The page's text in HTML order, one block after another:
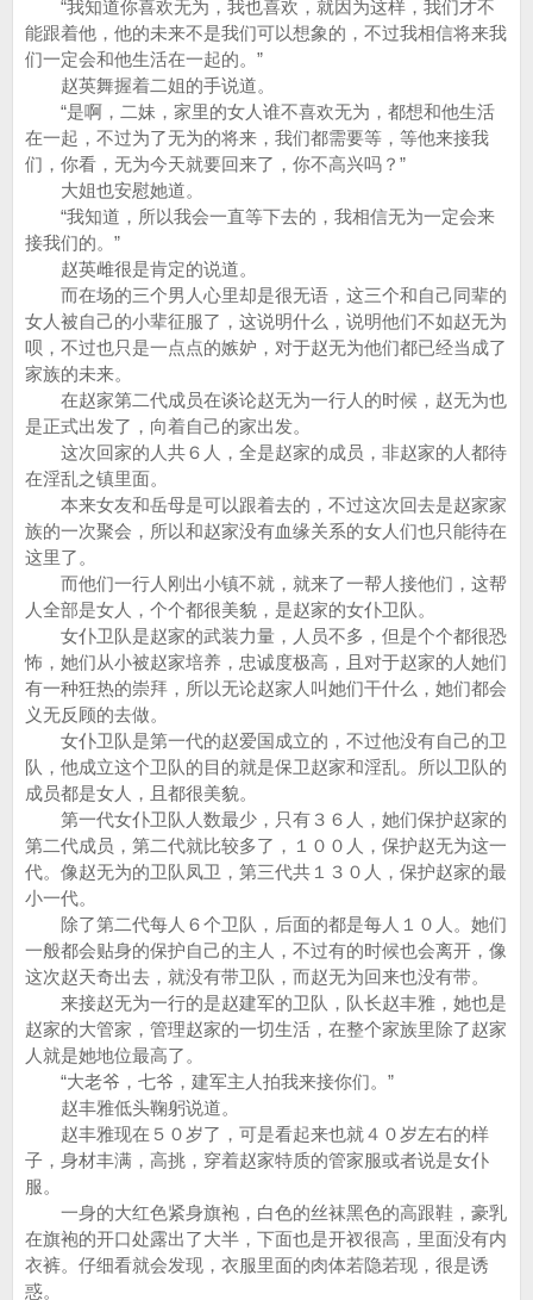
“我知道你喜欢无为，我也喜欢，就因为这样，我们才不
能跟着他，他的未来不是我们可以想象的，不过我相信将来我
们一定会和他生活在一起的。”
赵英舞握着二姐的手说道。
“是啊，二妹，家里的女人谁不喜欢无为，都想和他生活
在一起，不过为了无为的将来，我们都需要等，等他来接我
们，你看，无为今天就要回来了，你不高兴吗？”
大姐也安慰她道。
“我知道，所以我会一直等下去的，我相信无为一定会来
接我们的。”
赵英雌很是肯定的说道。
而在场的三个男人心里却是很无语，这三个和自己同辈的
女人被自己的小辈征服了，这说明什么，说明他们不如赵无为
呗，不过也只是一点点的嫉妒，对于赵无为他们都已经当成了
家族的未来。
在赵家第二代成员在谈论赵无为一行人的时候，赵无为也
是正式出发了，向着自己的家出发。
这次回家的人共６人，全是赵家的成员，非赵家的人都待
在淫乱之镇里面。
本来女友和岳母是可以跟着去的，不过这次回去是赵家家
族的一次聚会，所以和赵家没有血缘关系的女人们也只能待在
这里了。
而他们一行人刚出小镇不就，就来了一帮人接他们，这帮
人全部是女人，个个都很美貌，是赵家的女仆卫队。
女仆卫队是赵家的武装力量，人员不多，但是个个都很恐
怖，她们从小被赵家培养，忠诚度极高，且对于赵家的人她们
有一种狂热的崇拜，所以无论赵家人叫她们干什么，她们都会
义无反顾的去做。
女仆卫队是第一代的赵爱国成立的，不过他没有自己的卫
队，他成立这个卫队的目的就是保卫赵家和淫乱。所以卫队的
成员都是女人，且都很美貌。
第一代女仆卫队人数最少，只有３６人，她们保护赵家的
第二代成员，第二代就比较多了，１００人，保护赵无为这一
代。像赵无为的卫队凤卫，第三代共１３０人，保护赵家的最
小一代。
除了第二代每人６个卫队，后面的都是每人１０人。她们
一般都会贴身的保护自己的主人，不过有的时候也会离开，像
这次赵天奇出去，就没有带卫队，而赵无为回来也没有带。
来接赵无为一行的是赵建军的卫队，队长赵丰雅，她也是
赵家的大管家，管理赵家的一切生活，在整个家族里除了赵家
人就是她地位最高了。
“大老爷，七爷，建军主人拍我来接你们。”
赵丰雅低头鞠躬说道。
赵丰雅现在５０岁了，可是看起来也就４０岁左右的样
子，身材丰满，高挑，穿着赵家特质的管家服或者说是女仆
服。
一身的大红色紧身旗袍，白色的丝袜黑色的高跟鞋，豪乳
在旗袍的开口处露出了大半，下面也是开衩很高，里面没有内
衣裤。仔细看就会发现，衣服里面的肉体若隐若现，很是诱
惑。